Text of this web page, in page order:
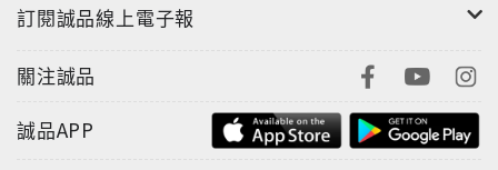
訂閱誠品線上電子報
關注誠品
誠品APP